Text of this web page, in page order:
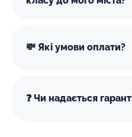
💸 Які умови оплати?
❓ Чи надається